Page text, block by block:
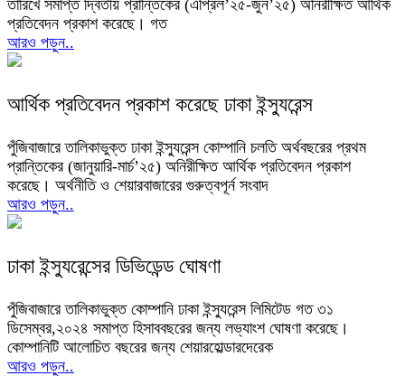
তারিখে সমাপ্ত দ্বিতীয় প্রান্তিকের (এপ্রিল’২৫-জুন’২৫) অনিরীক্ষিত আর্থিক
প্রতিবেদন প্রকাশ করেছে। গত
আরও পড়ুন..
আর্থিক প্রতিবেদন প্রকাশ করেছে ঢাকা ইন্স্যুরেন্স
পুঁজিবাজারে তালিকাভুক্ত ঢাকা ইন্স্যুরেন্স কোম্পানি চলতি অর্থবছরের প্রথম
প্রান্তিকের (জানুয়ারি-মার্চ’২৫) অনিরীক্ষিত আর্থিক প্রতিবেদন প্রকাশ
করেছে। অর্থনীতি ও শেয়ারবাজারের গুরুত্বপূর্ন সংবাদ
আরও পড়ুন..
ঢাকা ইন্স্যুরেন্সের ডিভিডেন্ড ঘোষণা
পুঁজিবাজারে তালিকাভুক্ত কোম্পানি ঢাকা ইন্স্যুরেন্স লিমিটেড গত ৩১
ডিসেম্বর,২০২৪ সমাপ্ত হিসাববছরের জন্য লভ্যাংশ ঘোষণা করেছে।
কোম্পানিটি আলোচিত বছরের জন্য শেয়ারহোল্ডারদেরেক
আরও পড়ুন..